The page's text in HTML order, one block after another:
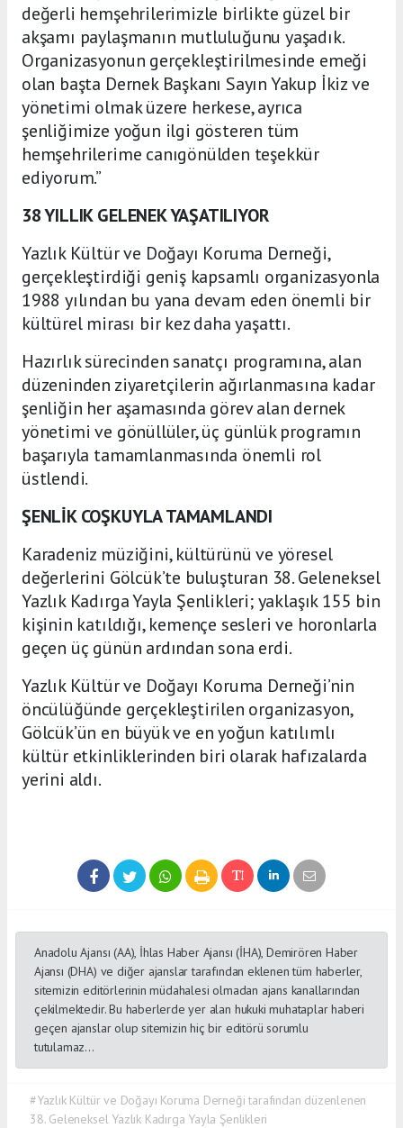
değerli hemşehrilerimizle birlikte güzel bir
akşamı paylaşmanın mutluluğunu yaşadık.
Organizasyonun gerçekleştirilmesinde emeği
olan başta Dernek Başkanı Sayın Yakup İkiz ve
yönetimi olmak üzere herkese, ayrıca
şenliğimize yoğun ilgi gösteren tüm
hemşehrilerime canıgönülden teşekkür
ediyorum.”
38 YILLIK GELENEK YAŞATILIYOR
Yazlık Kültür ve Doğayı Koruma Derneği,
gerçekleştirdiği geniş kapsamlı organizasyonla
1988 yılından bu yana devam eden önemli bir
kültürel mirası bir kez daha yaşattı.
Hazırlık sürecinden sanatçı programına, alan
düzeninden ziyaretçilerin ağırlanmasına kadar
şenliğin her aşamasında görev alan dernek
yönetimi ve gönüllüler, üç günlük programın
başarıyla tamamlanmasında önemli rol
üstlendi.
ŞENLİK COŞKUYLA TAMAMLANDI
Karadeniz müziğini, kültürünü ve yöresel
değerlerini Gölcük’te buluşturan 38. Geleneksel
Yazlık Kadırga Yayla Şenlikleri; yaklaşık 155 bin
kişinin katıldığı, kemençe sesleri ve horonlarla
geçen üç günün ardından sona erdi.
Yazlık Kültür ve Doğayı Koruma Derneği’nin
öncülüğünde gerçekleştirilen organizasyon,
Gölcük’ün en büyük ve en yoğun katılımlı
kültür etkinliklerinden biri olarak hafızalarda
yerini aldı.
Anadolu Ajansı (AA), İhlas Haber Ajansı (İHA), Demirören Haber
Ajansı (DHA) ve diğer ajanslar tarafından eklenen tüm haberler,
sitemizin editörlerinin müdahalesi olmadan ajans kanallarından
çekilmektedir. Bu haberlerde yer alan hukuki muhataplar haberi
geçen ajanslar olup sitemizin hiç bir editörü sorumlu
tutulamaz...
#Yazlık Kültür ve Doğayı Koruma Derneği tarafından düzenlenen
38. Geleneksel Yazlık Kadırga Yayla Şenlikleri